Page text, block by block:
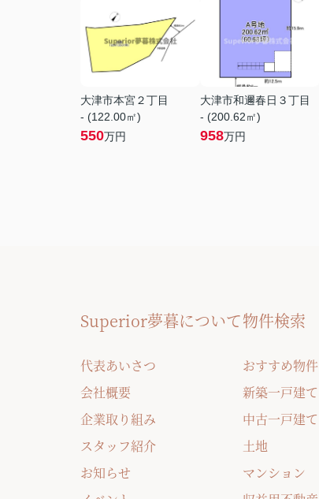
大津市本宮２丁目
- (122.00㎡)
550万円
大津市和邇春日３丁目
- (200.62㎡)
958万円
Superior夢暮について
代表あいさつ
会社概要
企業取り組み
スタッフ紹介
お知らせ
物件検索
おすすめ物件
新築一戸建て
中古一戸建て
土地
マンション